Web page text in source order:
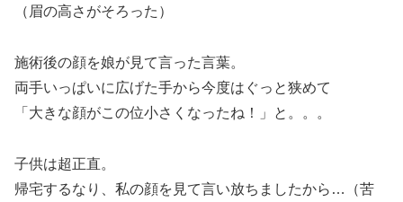
（眉の高さがそろった）
施術後の顔を娘が見て言った言葉。
両手いっぱいに広げた手から今度はぐっと狭めて
「大きな顔がこの位小さくなったね！」と。。。
子供は超正直。
帰宅するなり、私の顔を見て言い放ちましたから…（苦